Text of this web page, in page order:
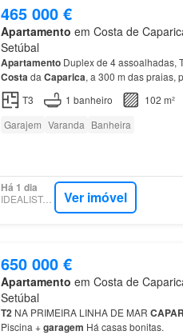
465 000 €
Apartamento em Costa de
Setúbal
ApartamentoDuplex de 4 assoalhadas,
Costada Caparica, a 300 m das praias,
Trata-se do 2º e último andar de um
T3 1 banheiro
102 m²
Garajem Varanda Banheira
Há 1 dia
IDEALISTA.PT Ver imóvel
650 000 €
Apartamento em Costa de
Setúbal
T2 NA PRIMEIRA LINHA DE MAR
Piscina +garagem Há casas bonitas.